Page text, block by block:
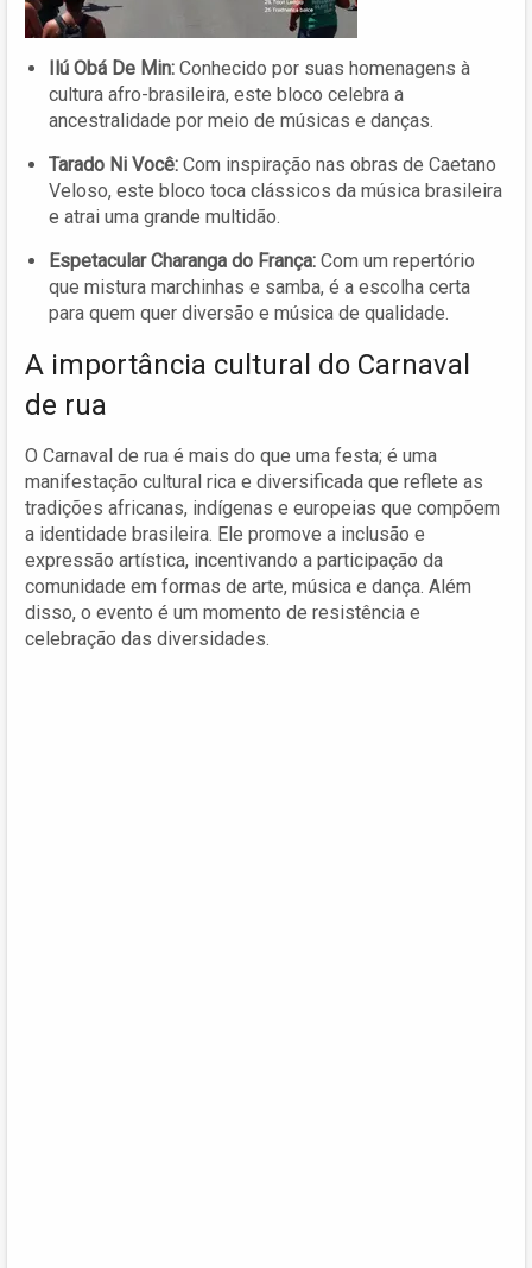
Ilú Obá De Min: Conhecido por suas homenagens à
cultura afro-brasileira, este bloco celebra a
ancestralidade por meio de músicas e danças.
Tarado Ni Você: Com inspiração nas obras de Caetano
Veloso, este bloco toca clássicos da música brasileira
e atrai uma grande multidão.
Espetacular Charanga do França: Com um repertório
que mistura marchinhas e samba, é a escolha certa
para quem quer diversão e música de qualidade.
A importância cultural do Carnaval
de rua
O Carnaval de rua é mais do que uma festa; é uma
manifestação cultural rica e diversificada que reflete as
tradições africanas, indígenas e europeias que compõem
a identidade brasileira. Ele promove a inclusão e
expressão artística, incentivando a participação da
comunidade em formas de arte, música e dança. Além
disso, o evento é um momento de resistência e
celebração das diversidades.